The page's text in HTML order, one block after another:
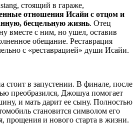
стоящий в гараже,
отношения Исайи с отцом и
бесцельную жизнь. Отец
вместе с ним, но ушел, оставив
обещание. Реставрация
с «реставрацией» души Исайи.
стоит в запустении. В финале, после
преобразился, Джошуа помогает
и мать дарит ее сыну. Полностью
становится символом его
прощения и нового старта в жизни.